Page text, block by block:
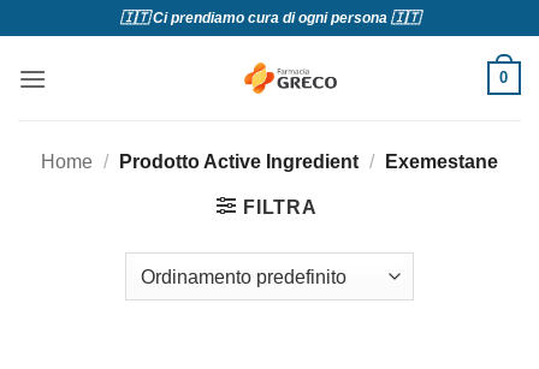
contenuti
🇮🇹 Ci prendiamo cura di ogni persona 🇮🇹
0
Home / Prodotto Active Ingredient / Exemestane
FILTRA